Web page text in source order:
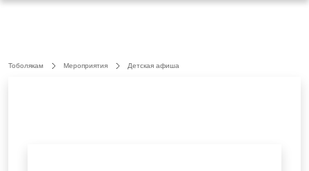
Тоболякам Мероприятия Детская афиша